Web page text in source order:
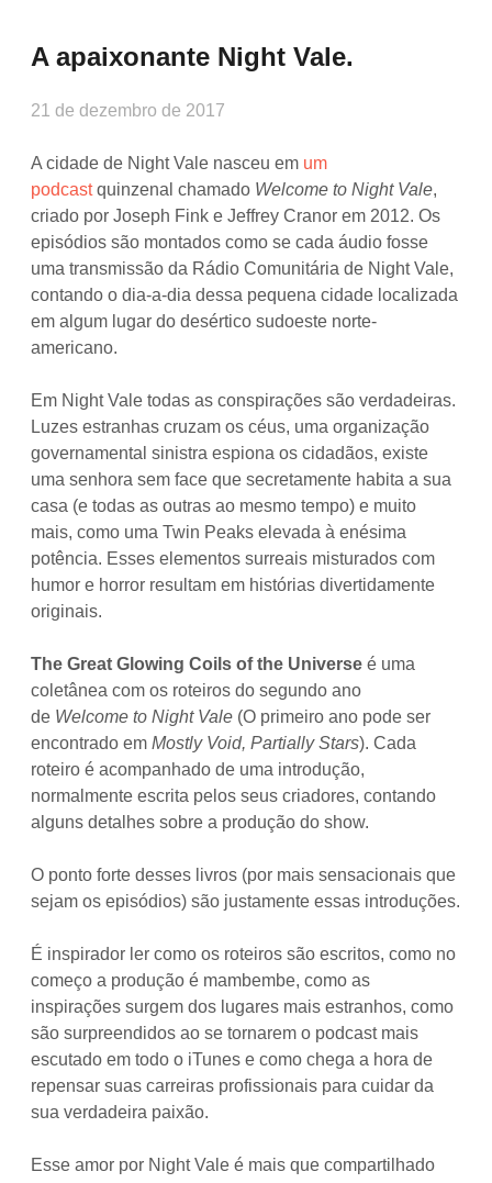
A apaixonante Night Vale.
21 de dezembro de 2017
A cidade de Night Vale nasceu em um
podcastquinzenal chamado Welcome to Night Vale,
criado por Joseph Fink e Jeffrey Cranor em 2012. Os
episódios são montados como se cada áudio fosse
uma transmissão da Rádio Comunitária de Night Vale,
contando o dia-a-dia dessa pequena cidade localizada
em algum lugar do desértico sudoeste norte-
americano.
Em Night Vale todas as conspirações são verdadeiras.
Luzes estranhas cruzam os céus, uma organização
governamental sinistra espiona os cidadãos, existe
uma senhora sem face que secretamente habita a sua
casa (e todas as outras ao mesmo tempo) e muito
mais, como uma Twin Peaks elevada à enésima
potência. Esses elementos surreais misturados com
humor e horror resultam em histórias divertidamente
originais.
The Great Glowing Coils of the Universe é uma
coletânea com os roteiros do segundo ano
de Welcome to Night Vale (O primeiro ano pode ser
encontrado emMostly Void, Partially Stars). Cada
roteiro é acompanhado de uma introdução,
normalmente escrita pelos seus criadores, contando
alguns detalhes sobre a produção do show.
O ponto forte desses livros (por mais sensacionais que
sejam os episódios) são justamente essas introduções.
É inspirador ler como os roteiros são escritos, como no
começo a produção é mambembe, como as
inspirações surgem dos lugares mais estranhos, como
são surpreendidos ao se tornarem o podcast mais
escutado em todo o iTunes e como chega a hora de
repensar suas carreiras profissionais para cuidar da
sua verdadeira paixão.
Esse amor por Night Vale é mais que compartilhado